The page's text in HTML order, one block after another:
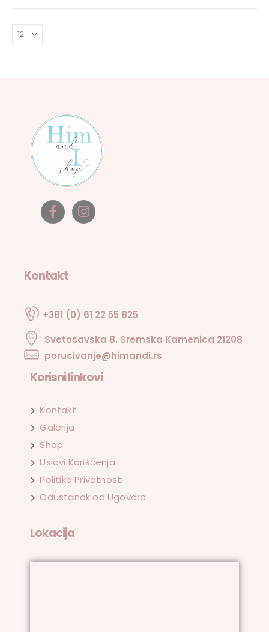
Kontakt
+381 (0) 61 22 55 825
Svetosavska 8. Sremska Kamenica 21208
porucivanje@himandi.rs
Korisni linkovi
Kontakt
Galerija
Shop
Uslovi Korišćenja
Politika Privatnosti
Odustanak od Ugovora
Lokacija